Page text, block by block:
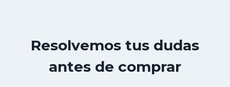
Resolvemos tus dudas
antes de comprar